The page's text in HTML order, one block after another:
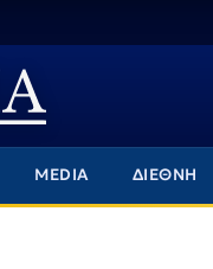
MEDIA ΔΙΕΘΝΗ